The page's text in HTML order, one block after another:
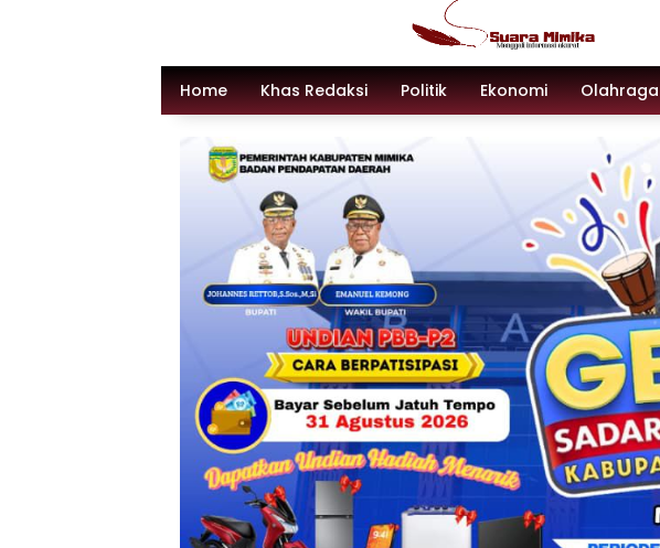
Home Khas Redaksi Politik Ekonomi Olahraga